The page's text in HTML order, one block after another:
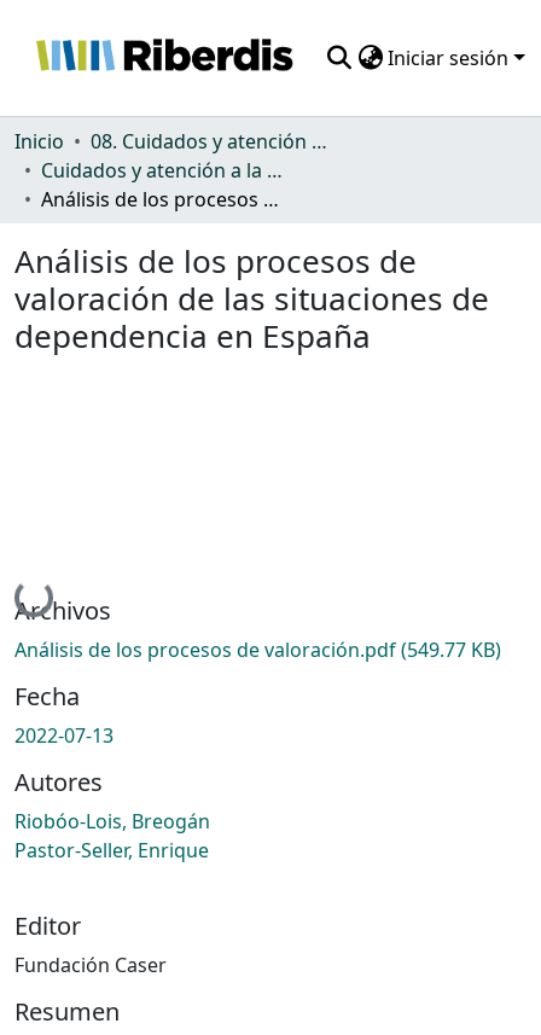
Iniciar sesión
Comunidades
Todo DSpace
Inicio
08. Cuidados y atención a la dependencia
Cuidados y atención a la dependencia
Análisis de los procesos de valoración de las situaciones de dependencia en España
Análisis de los procesos de
valoración de las situaciones de
dependencia en España
Cargando...
Archivos
Análisis de los procesos de valoración.pdf(549.77 KB)
Fecha
2022-07-13
Autores
Riobóo-Lois, Breogán
Pastor-Seller, Enrique
Editor
Fundación Caser
Resumen